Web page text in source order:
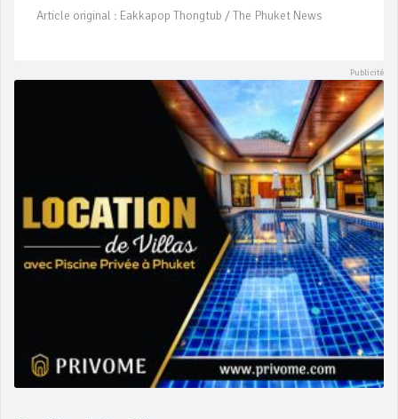
Article original : Eakkapop Thongtub / The Phuket News